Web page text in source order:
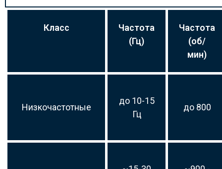
Класс
Частота
(Гц)
Частота
(об/
мин)
Низкочастотные
до 10-15
Гц
до 800